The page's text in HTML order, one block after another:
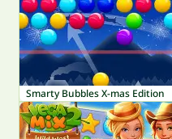
Smarty Bubbles X-mas Edition